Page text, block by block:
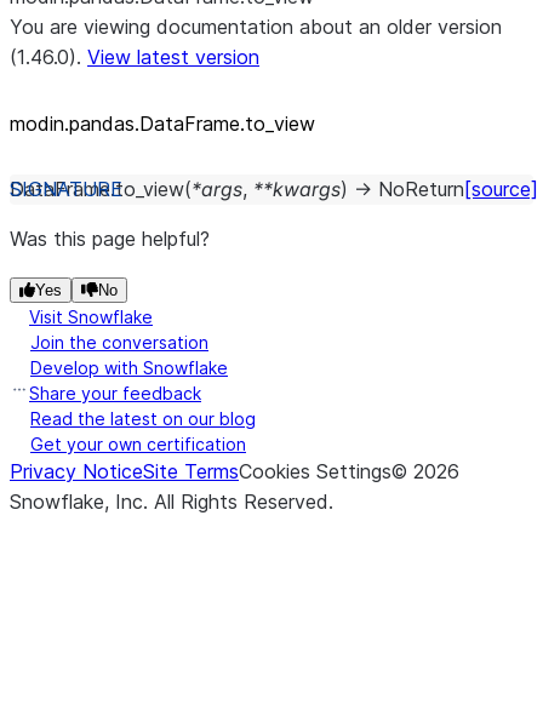
You are viewing documentation about an older version
(1.46.0). View latest version
modin.pandas.DataFrame.to_ view
DataFrame.to_view(*args, **kwargs) → NoReturn [source]
Was this page helpful?
Yes No
Visit Snowflake
Join the conversation
Develop with Snowflake
Share your feedback
Read the latest on our blog
Get your own certification
Privacy NoticeSite TermsCookies Settings© 2026
Snowflake, Inc. All Rights Reserved.